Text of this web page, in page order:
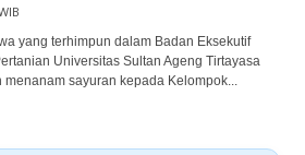
yang terhimpun dalam Badan Eksekutif
Universitas Sultan Ageng Tirtayasa
sayuran kepada Kelompok...